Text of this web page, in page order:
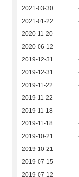
2021-03-30
2021-01-22
2020-11-20
2020-06-12
2019-12-31
2019-12-31
2019-11-22
2019-11-22
2019-11-18
2019-11-18
2019-10-21
2019-10-21
2019-07-15
2019-07-12